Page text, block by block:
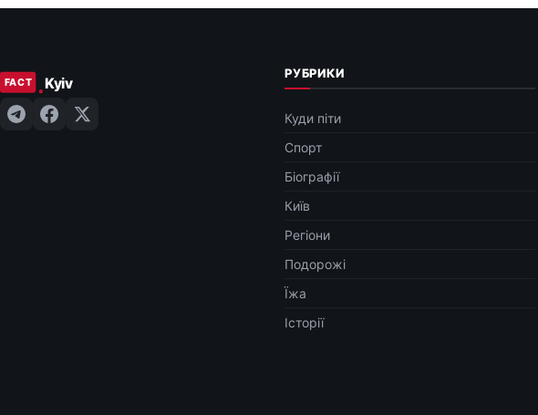
РУБРИКИ
Куди піти
Спорт
Біографії
Київ
Регіони
Подорожі
Їжа
Історії